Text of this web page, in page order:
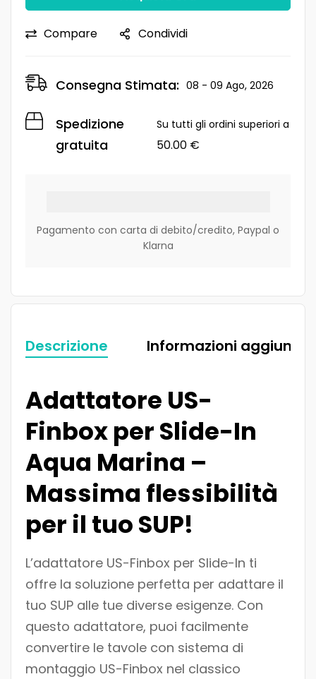
Compare Condividi
Consegna Stimata: 08 - 09 Ago, 2026
Spedizione
gratuita
Su tutti gli ordini superiori a
50.00 €
Pagamento con carta di debito/credito, Paypal o
Klarna
Descrizione Informazioni
Adattatore US-
Finbox per Slide-In
Aqua Marina –
Massima flessibilità
per il tuo SUP!
L’adattatore US-Finbox per Slide-In ti
offre la soluzione perfetta per adattare il
tuo SUP alle tue diverse esigenze. Con
questo adattatore, puoi facilmente
convertire le tavole con sistema di
montaggio US-Finbox nel classico